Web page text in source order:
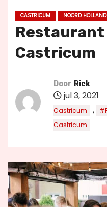
CASTRICUM NOORD HOLLAND
Restaurant
Castricum
Door Rick
jul 3, 2021
Castricum
,
Castricum